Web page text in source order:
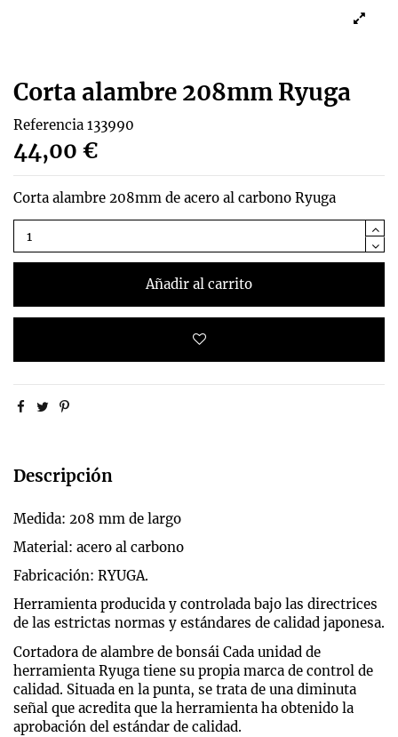
Corta alambre 208mm Ryuga
Referencia 133990
44,00 €
Corta alambre 208mm de acero al carbono Ryuga
Añadir al carrito
Descripción
Medida: 208 mm de largo
Material: acero al carbono
Fabricación: RYUGA.
Herramienta producida y controlada bajo las directrices
de las estrictas normas y estándares de calidad japonesa.
Cortadora de alambre de bonsái Cada unidad de
herramienta Ryuga tiene su propia marca de control de
calidad. Situada en la punta, se trata de una diminuta
señal que acredita que la herramienta ha obtenido la
aprobación del estándar de calidad.